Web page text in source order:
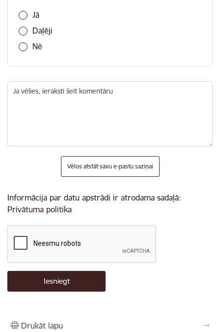
Jā
Daļēji
Nē
Ja vēlies, ieraksti šeit komentāru
Vēlos atstāt savu e-pastu saziņai
Informācija par datu apstrādi ir atrodama sadaļā:
Privātuma politika
Drukāt lapu